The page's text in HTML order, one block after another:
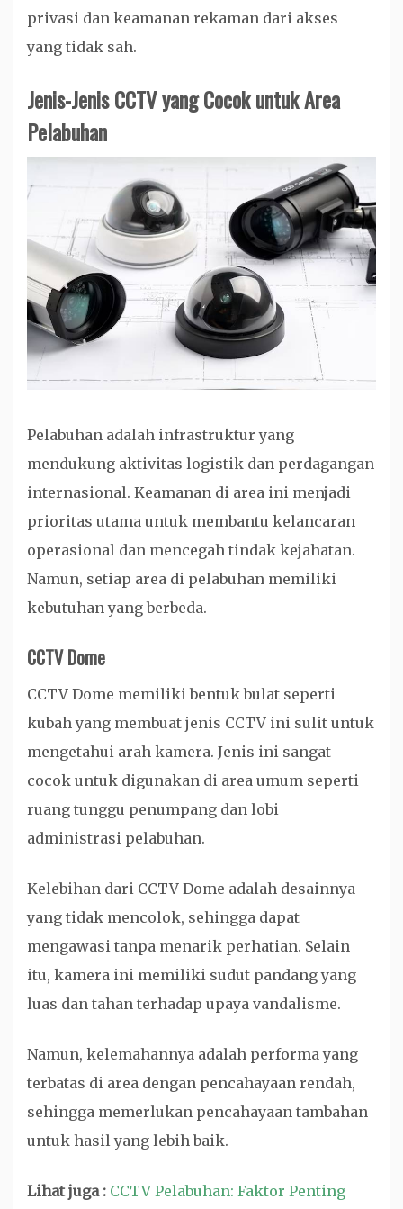
privasi dan keamanan rekaman dari akses
yang tidak sah.
Jenis-Jenis CCTV yang Cocok untuk Area
Pelabuhan
Pelabuhan adalah infrastruktur yang
mendukung aktivitas logistik dan perdagangan
internasional. Keamanan di area ini menjadi
prioritas utama untuk membantu kelancaran
operasional dan mencegah tindak kejahatan.
Namun, setiap area di pelabuhan memiliki
kebutuhan yang berbeda.
CCTV Dome
CCTV Dome memiliki bentuk bulat seperti
kubah yang membuat jenis CCTV ini sulit untuk
mengetahui arah kamera. Jenis ini sangat
cocok untuk digunakan di area umum seperti
ruang tunggu penumpang dan lobi
administrasi pelabuhan.
Kelebihan dari CCTV Dome adalah desainnya
yang tidak mencolok, sehingga dapat
mengawasi tanpa menarik perhatian. Selain
itu, kamera ini memiliki sudut pandang yang
luas dan tahan terhadap upaya vandalisme.
Namun, kelemahannya adalah performa yang
terbatas di area dengan pencahayaan rendah,
sehingga memerlukan pencahayaan tambahan
untuk hasil yang lebih baik.
Lihat juga : CCTV Pelabuhan: Faktor Penting